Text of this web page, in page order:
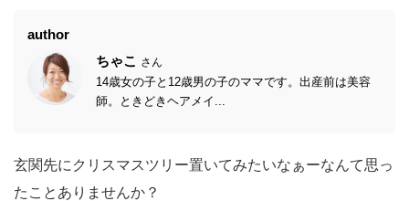
author
ちゃこ さん
14歳女の子と12歳男の子のママです。出産前は美容
師。ときどきヘアメイ...
玄関先にクリスマスツリー置いてみたいなぁーなんて思っ
たことありませんか？